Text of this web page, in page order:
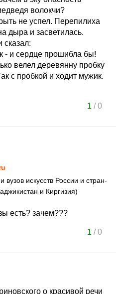
волокчи?
не успел. Перепилиха
дыра и засветилась.
сказал:
- и сердце прошибла бы!
велел деревянну пробку
с пробкой и ходит мужик.
1 /0
вузов искусств России и стран-
и Киргизия)
есть? зачем???
1 /0
о красивой речи